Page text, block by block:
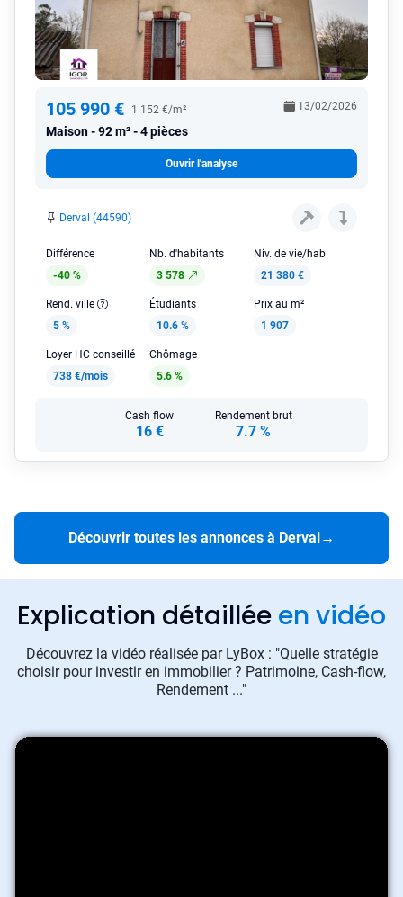
105 990 € 1 152 €/m²
Maison 92 m² - 4 pièces
13/02/2026
Ouvrir l'analyse
Derval (44590)
Différence
-40 %
Nb. d'habitants
3 578
Niv. de vie/hab
21 380 €
Rend. ville
5 %
Étudiants
10.6 %
Prix au m²
1 907
Loyer HC conseillé
738 €/mois
Chômage
5.6 %
Cash flow
16 €
Rendement brut
7.7 %
Découvrir toutes les annonces à Derval→
Explication détaillée en vidéo
Découvrez la vidéo réalisée par LyBox : "Quelle stratégie
choisir pour investir en immobilier ? Patrimoine, Cash-flow,
Rendement ..."